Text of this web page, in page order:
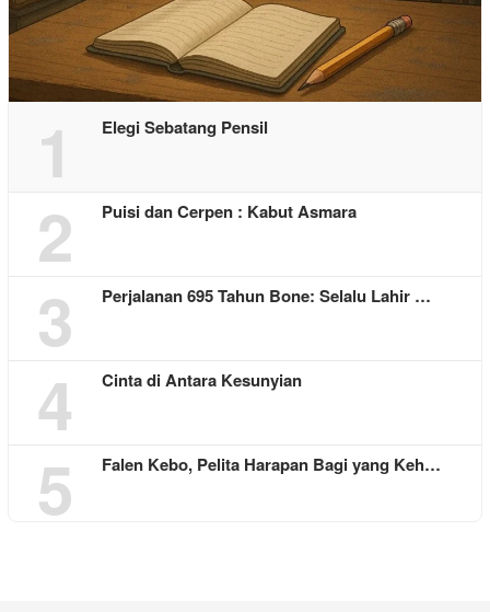
1 Elegi Sebatang Pensil
2 Puisi dan Cerpen : Kabut Asmara
3 Perjalanan 695 Tahun Bone: Selalu Lahir …
4 Cinta di Antara Kesunyian
5 Falen Kebo, Pelita Harapan Bagi yang Keh…